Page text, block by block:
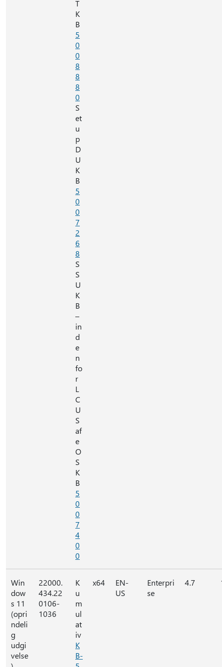
T
K
B
5
0
0
8
8
8
0
S
et
u
p
D
U
K
B
5
0
0
7
2
6
8
S
S
U
K
B
–
in
d
e
n
fo
r
L
C
U
S
af
e
O
S
K
B
5
0
0
7
4
0
0
Win
dow
s 11
(opri
ndeli
g
udgi
velse
22000.
434.22
0106-
1036
K
u
m
ul
at
iv
K
B-
x64
EN-
US
Enterpri
se
4.7